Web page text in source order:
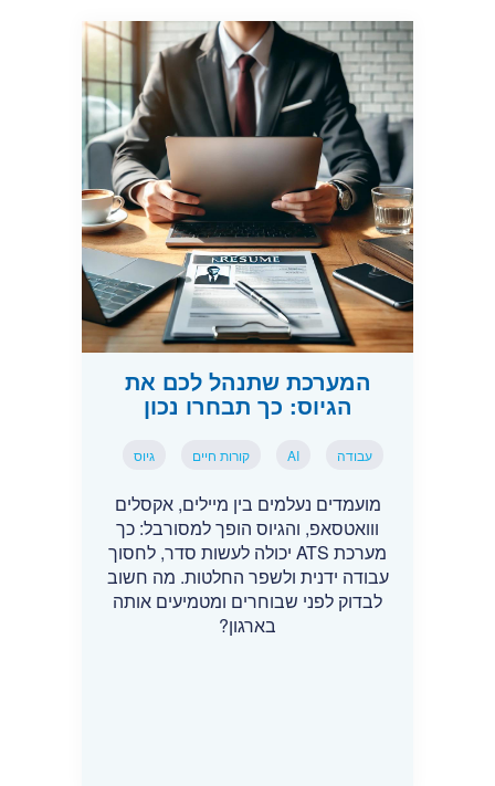
המערכת שתנהל לכם את
הגיוס: כך תבחרו נכון
עבודה AI קורות חיים גיוס
מועמדים נעלמים בין מיילים, אקסלים
ווואטסאפ, והגיוס הופך למסורבל: כך
מערכת ATS יכולה לעשות סדר, לחסוך
עבודה ידנית ולשפר החלטות. מה חשוב
לבדוק לפני שבוחרים ומטמיעים אותה
בארגון?